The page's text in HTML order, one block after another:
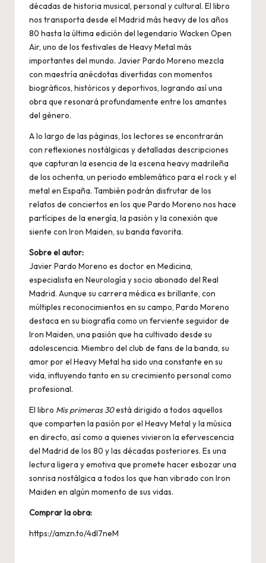
décadas de historia musical, personal y cultural. El libro
nos transporta desde el Madrid más heavy de los años
80 hasta la última edición del legendario Wacken Open
Air, uno de los festivales de Heavy Metal más
importantes del mundo. Javier Pardo Moreno mezcla
con maestría anécdotas divertidas con momentos
biográficos, históricos y deportivos, logrando así una
obra que resonará profundamente entre los amantes
del género.
A lo largo de las páginas, los lectores se encontrarán
con reflexiones nostálgicas y detalladas descripciones
que capturan la esencia de la escena heavy madrileña
de los ochenta, un periodo emblemático para el rock y el
metal en España. También podrán disfrutar de los
relatos de conciertos en los que Pardo Moreno nos hace
partícipes de la energía, la pasión y la conexión que
siente con Iron Maiden, su banda favorita.
Sobre el autor:
Javier Pardo Moreno es doctor en Medicina,
especialista en Neurología y socio abonado del Real
Madrid. Aunque su carrera médica es brillante, con
múltiples reconocimientos en su campo, Pardo Moreno
destaca en su biografía como un ferviente seguidor de
Iron Maiden, una pasión que ha cultivado desde su
adolescencia. Miembro del club de fans de la banda, su
amor por el Heavy Metal ha sido una constante en su
vida, influyendo tanto en su crecimiento personal como
profesional.
El libro Mis primeras 30está dirigido a todos aquellos
que comparten la pasión por el Heavy Metal y la música
en directo, así como a quienes vivieron la efervescencia
del Madrid de los 80 y las décadas posteriores. Es una
lectura ligera y emotiva que promete hacer esbozar una
sonrisa nostálgica a todos los que han vibrado con Iron
Maiden en algún momento de sus vidas.
Comprar la obra:
https://amzn.to/4dl7neM